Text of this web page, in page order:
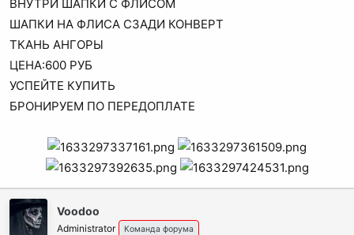
ВНУТРИ ШАПКИ С ФЛИСОМ
ШАПКИ НА ФЛИСА СЗАДИ КОНВЕРТ
ТКАНЬ АНГОРЫ
ЦЕНА:600 РУБ
УСПЕЙТЕ КУПИТЬ
БРОНИРУЕМ ПО ПЕРЕДОПЛАТЕ
Voodoo
Administrator Команда форума